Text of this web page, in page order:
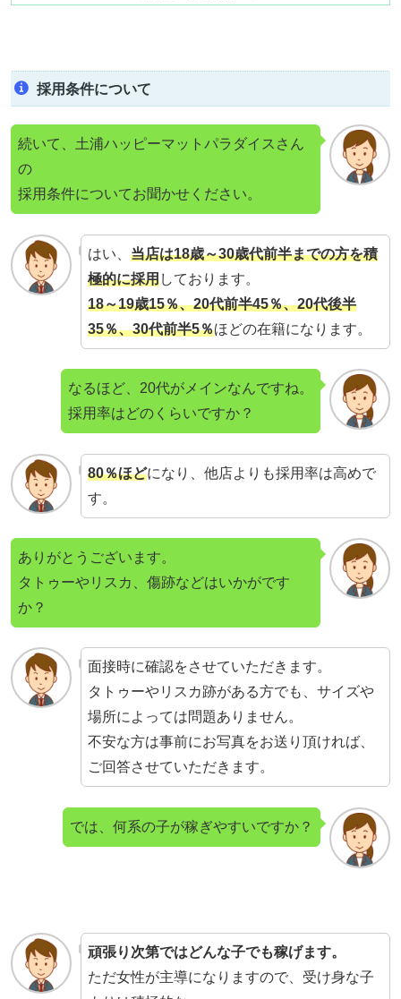
採用条件について
続いて、土浦ハッピーマットパラダイスさん
の
採用条件についてお聞かせください。
はい、 当店は18歳～30歳代前半までの方を積
極的に採用しております。
18～19歳15％、20代前半45％、20代後半
35％、30代前半5％ほどの在籍になります。
なるほど、20代がメインなんですね。
採用率はどのくらいですか？
80％ほどになり、他店よりも採用率は高めで
す。
ありがとうございます。
タトゥーやリスカ、傷跡などはいかがです
か？
面接時に確認をさせていただきます。
タトゥーやリスカ跡がある方でも、サイズや
場所によっては問題ありません。
不安な方は事前にお写真をお送り頂ければ、
ご回答させていただきます。
では、何系の子が稼ぎやすいですか？
頑張り次第ではどんな子でも稼げます。
ただ女性が主導になりますので、受け身な子